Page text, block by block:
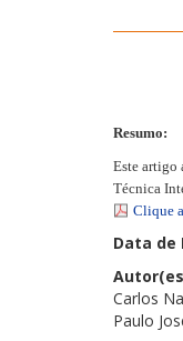
Resumo:
Este artigo
Técnica
Clique
Data de
Carlos
Paulo